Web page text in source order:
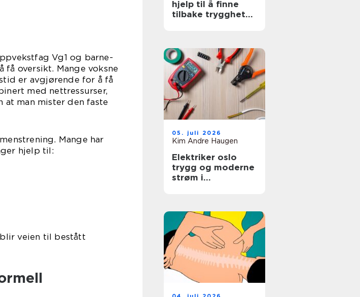
Vg1 og barne-
oversikt. Mange voksne
er avgjørende for å få
med nettressurser,
man mister den faste
Mange har
hjelp til:
veien til bestått
hjelp til å finne
tilbake trygghet
05. juli 2026
Kim Andre Haugen
Elektriker oslo
trygg og moderne
strøm i